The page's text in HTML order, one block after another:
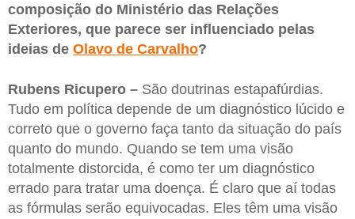
composição do Ministério das Relações
Exteriores, que parece ser influenciado pelas
ideias de Olavo de Carvalho?
Rubens Ricupero – São doutrinas estapafúrdias.
Tudo em política depende de um diagnóstico lúcido e
correto que o governo faça tanto da situação do país
quanto do mundo. Quando se tem uma visão
totalmente distorcida, é como ter um diagnóstico
errado para tratar uma doença. É claro que aí todas
as fórmulas serão equivocadas. Eles têm uma visão